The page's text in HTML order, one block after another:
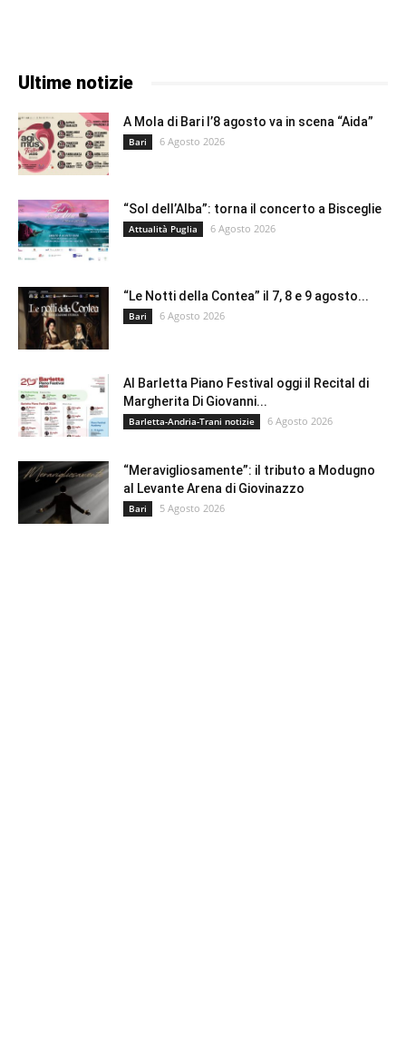
Ultime notizie
A Mola di Bari l’8 agosto va in scena “Aida”
Bari 6 Agosto 2026
“Sol dell’Alba”: torna il concerto a Bisceglie
Attualità Puglia 6 Agosto 2026
“Le Notti della Contea” il 7, 8 e 9 agosto...
Bari 6 Agosto 2026
Al Barletta Piano Festival oggi il Recital di
Margherita Di Giovanni...
Barletta-Andria-Trani notizie 6 Agosto 2026
“Meravigliosamente”: il tributo a Modugno
al Levante Arena di Giovinazzo
Bari 5 Agosto 2026